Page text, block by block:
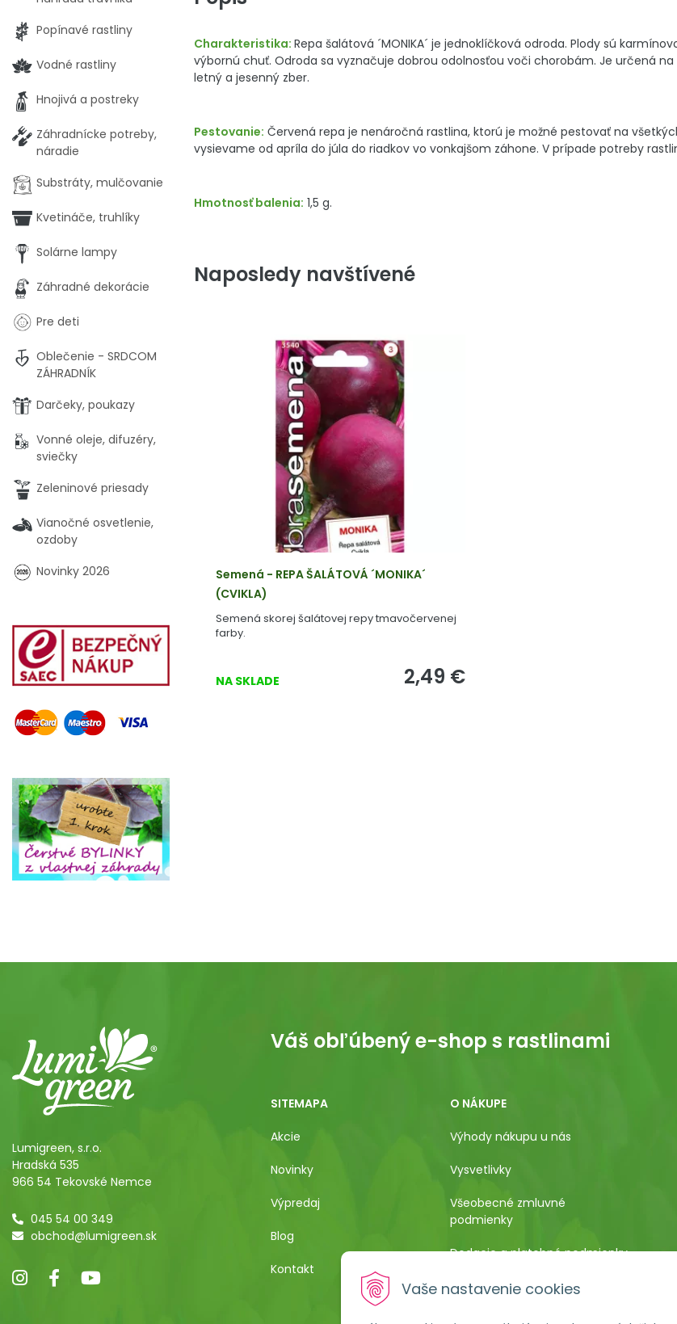
Vaše nastavenie cookies
Charakteristika: Repa šalátová ´MONIKA´ je jednoklíčková odroda. Plody sú
výbornú chuť. Odroda sa vyznačuje dobrou odolnosťou voči chorobám. Je určená
letný a jesenný zber.
Pestovanie: Červená repa je nenáročná rastlina, ktorú je možné pestovať na
vysievame od apríla do júla do riadkov vo vonkajšom záhone. V prípade potreby
Hmotnosť balenia: 1,5 g.
Naposledy navštívené
Semená - REPA ŠALÁTOVÁ ´MONIKA´
(CVIKLA)
Semená skorej šalátovej repy tmavočervenej
farby.
NA SKLADE 2,49 €
Popínavé rastliny
Vodné rastliny
Hnojivá a postreky
Záhradnícke potreby,
náradie
Substráty, mulčovanie
Kvetináče, truhlíky
Solárne lampy
Záhradné dekorácie
Pre deti
Oblečenie - SRDCOM
ZÁHRADNÍK
Darčeky, poukazy
Vonné oleje, difuzéry,
sviečky
Zeleninové priesady
Vianočné osvetlenie,
ozdoby
Novinky 2026
Lumigreen, s.r.o.
Hradská 535
966 54 Tekovské Nemce
045 54 00 349
obchod@lumigreen.sk
Váš obľúbený e-shop s rastlinami
SITEMAPA
Akcie
Novinky
Výpredaj
Blog
Kontakt
O NÁKUPE
Výhody nákupu u nás
Vysvetlivky
Všeobecné zmluvné
podmienky
Dodacie a platobné podmienky
Pestovateľský manuál
Poučenie o uplatnení práva